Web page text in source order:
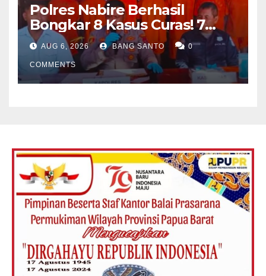
Polres Nabire Berhasil
Bongkar 8 Kasus Curas! 7
Pelaku Ditangkap, 62 Motor
Kembali Diamankan
AUG 6, 2026 BANG SANTO 0
COMMENTS